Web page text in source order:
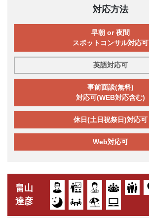
対応方法
早朝 or 夜間
スポットコンサル対応可
英語対応可
事前面談(無料)
対応可(WEB対応含む)
休日(土日祝祭日)対応可
Web対応可
畠山
達彦